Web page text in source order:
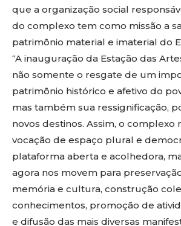
que a organização social
do complexo tem como missão a
patrimônio material e imaterial do
“A inauguração da Estação das
não somente o resgate de um
patrimônio histórico e afetivo do
mas também sua ressignificação,
novos destinos. Assim, o complexo
vocação de espaço plural e
plataforma aberta e acolhedora,
agora nos movem para
memória e cultura, construção
conhecimentos, promoção de
e difusão das mais diversas